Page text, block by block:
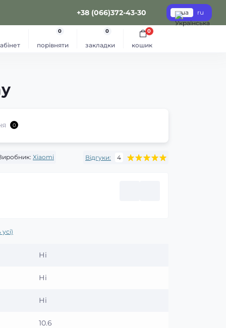
+38 (066)372-43-30 ua ru
порівняти
0
закладки
0
кошик
0
0
Xiaomi Відгуки: 4
Ні
Ні
Ні
10.6